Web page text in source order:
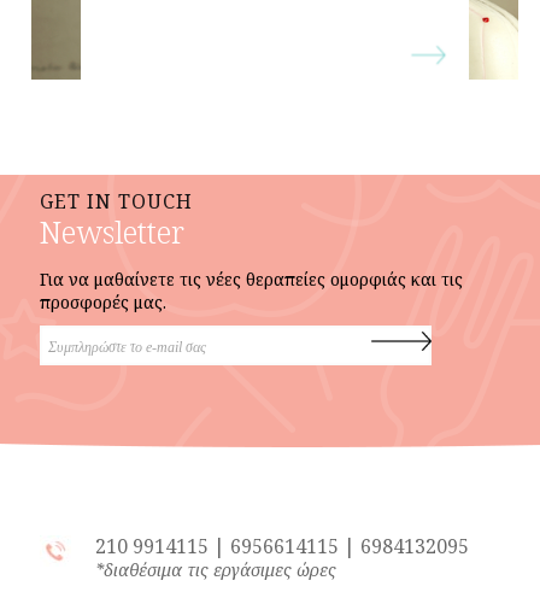
GET IN TOUCH
Newsletter
Για να μαθαίνετε τις νέες θεραπείες ομορφιάς και τις
προσφορές μας.
210 9914115 | 6956614115 | 6984132095
*διαθέσιμα τις εργάσιμες ώρες